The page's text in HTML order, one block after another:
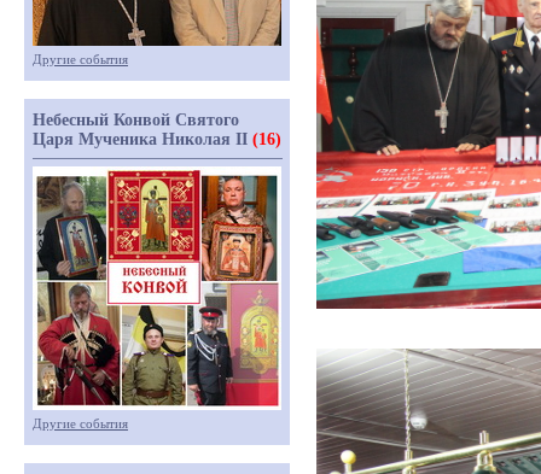
Другие события
Небесный Конвой Святого
Царя Мученика Николая II (16)
Другие события